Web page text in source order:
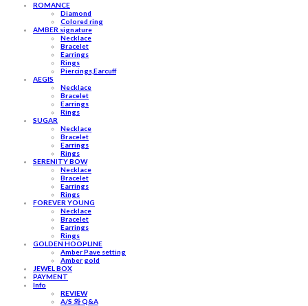
ROMANCE
Diamond
Colored ring
AMBER signature
Necklace
Bracelet
Earrings
Rings
Piercings,Earcuff
AEGIS
Necklace
Bracelet
Earrings
Rings
SUGAR
Necklace
Bracelet
Earrings
Rings
SERENITY BOW
Necklace
Bracelet
Earrings
Rings
FOREVER YOUNG
Necklace
Bracelet
Earrings
Rings
GOLDEN HOOPLINE
Amber Pave setting
Amber gold
JEWEL BOX
PAYMENT
Info
REVIEW
A/S 와 Q&A